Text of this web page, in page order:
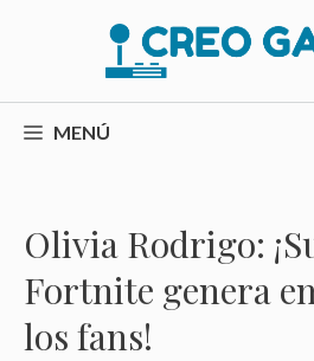
MENÚ
Olivia Rodrigo:
Fortnite genera
los fans!